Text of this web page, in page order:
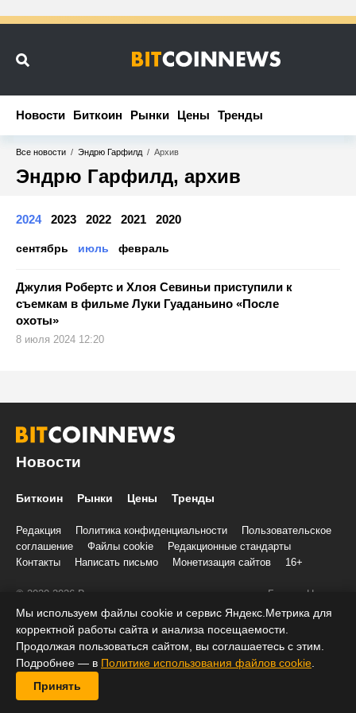
Новости Биткоин Рынки Цены Тренды
Новости Биткоин Рынки Цены Тренды
Все новости / Эндрю Гарфилд / Архив
Эндрю Гарфилд, архив
2024 2023 2022 2021 2020
сентябрь июль февраль
Джулия Робертс и Хлоя Севиньи приступили к
съемкам в фильме Луки Гуаданьино «После
охоты»
8 июля 2024 12:20
Новости
Биткоин Рынки Цены Тренды
Редакция Политика конфиденциальности
Пользовательское
соглашение
Файлы cookie
Редакционные стандарты
Контакты
Написать письмо Монетизация сайтов 16+
© 2020-2026 Все права и материалы принадлежат «БиткоинНьюс»
Учредитель и редакция: ООО «Трафик», ИНН 7813175200, ОГРН
1027806866724, 197022, г. Санкт-Петербург, ул. Льва Толстого, д.
1–3, литер А, помещение 40-Н, комната 12
При копировании информации ставить активную ссылку на
BitcoinNews.ru:
Мы используем файлы cookie и сервис Яндекс.Метрика для
корректной работы сайта и анализа посещаемости.
Продолжая пользоваться сайтом, вы соглашаетесь с этим.
Подробнее — в Политике использования файлов cookie
Принять